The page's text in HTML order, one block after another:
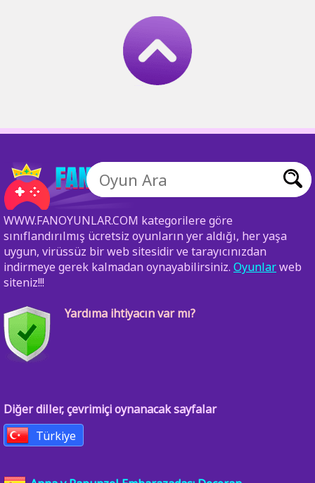
WWW.FANOYUNLAR.COM kategorilere göre
sınıflandırılmış ücretsiz oyunların yer aldığı, her yaşa
uygun, virüssüz bir web sitesidir ve tarayıcınızdan
indirmeye gerek kalmadan oynayabilirsiniz. Oyunlarweb
siteniz!!!
Yardıma ihtiyacın var mı?
Diğer diller, çevrimiçi oynanacak sayfalar
Türkiye